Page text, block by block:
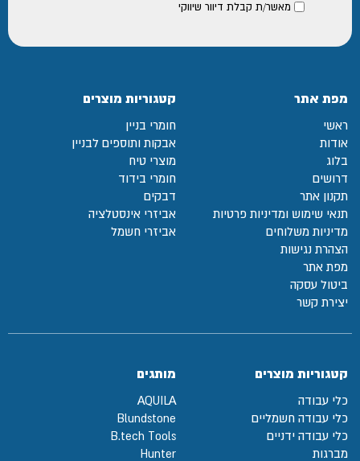
מאשר/ת קבלת דיוור שיווקי
מפת אתר
ראשי
אודות
בלוג
דרושים
תקנון אתר
תנאי שימוש ומדיניות פרטיות
מדיניות משלוחים
הצהרת נגישות
מפת אתר
ביטול עסקה
יצירת קשר
קטגוריות מוצרים
חומרי בניין
אבקות ותוספים לבניין
מוצרי טיח
חומרי בידוד
דבקים
אביזרי אינסטלציה
אביזרי חשמל
קטגוריות מוצרים
כלי עבודה
כלי עבודה חשמליים
כלי עבודה ידניים
מברגות
מותגים
AQUILA
Blundstone
B.tech Tools
Hunter